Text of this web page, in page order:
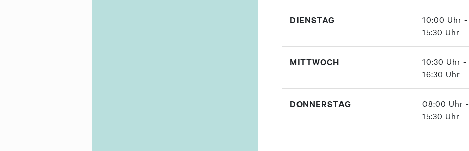
DIENSTAG
10:00 Uhr -
15:30 Uhr
MITTWOCH
10:30 Uhr -
16:30 Uhr
DONNERSTAG
08:00 Uhr -
15:30 Uhr